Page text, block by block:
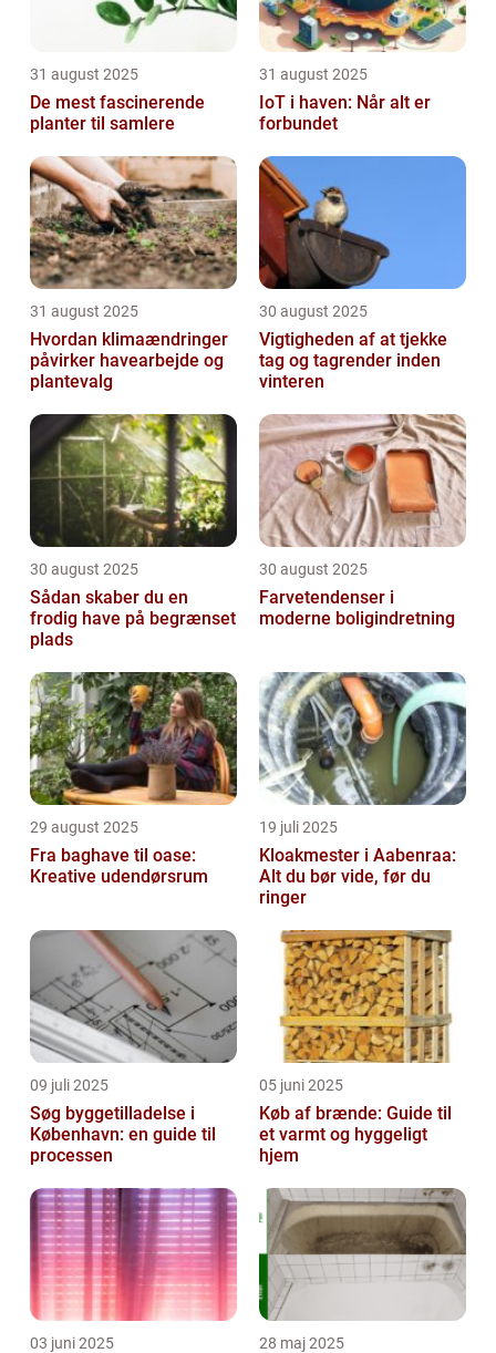
31 august 2025
De mest fascinerende
planter til samlere
31 august 2025
IoT i haven: Når alt er
forbundet
31 august 2025
Hvordan klimaændringer
påvirker havearbejde og
plantevalg
30 august 2025
Vigtigheden af at tjekke
tag og tagrender inden
vinteren
30 august 2025
Sådan skaber du en
frodig have på begrænset
plads
30 august 2025
Farvetendenser i
moderne boligindretning
29 august 2025
Fra baghave til oase:
Kreative udendørsrum
19 juli 2025
Kloakmester i Aabenraa:
Alt du bør vide, før du
ringer
09 juli 2025
Søg byggetilladelse i
København: en guide til
processen
05 juni 2025
Køb af brænde: Guide til
et varmt og hyggeligt
hjem
03 juni 2025 28 maj 2025